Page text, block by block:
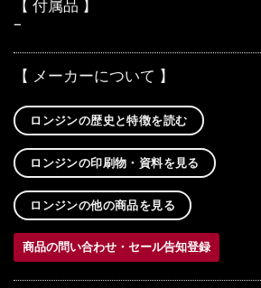
【 付属品 】
–
【 メーカーについて 】
ロンジンの歴史と特徴を読む
ロンジンの印刷物・資料を見る
ロンジンの他の商品を見る
商品の問い合わせ・セール告知登録